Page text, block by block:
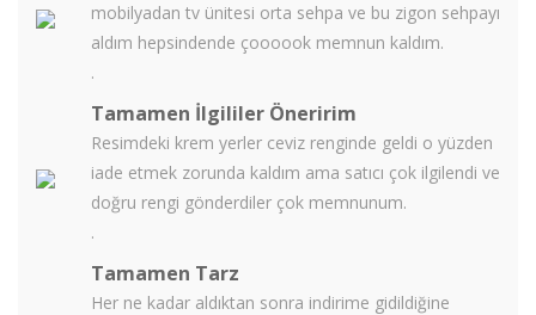
mobilyadan tv ünitesi orta sehpa ve bu zigon sehpayı
aldım hepsindende çoooook memnun kaldım.
.
Tamamen İlgililer Öneririm
Resimdeki krem yerler ceviz renginde geldi o yüzden
iade etmek zorunda kaldım ama satıcı çok ilgilendi ve
doğru rengi gönderdiler çok memnunum.
.
Tamamen Tarz
Her ne kadar aldıktan sonra indirime gidildiğine